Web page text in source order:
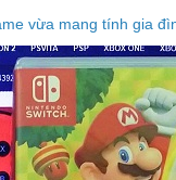
vừa mang tính gia